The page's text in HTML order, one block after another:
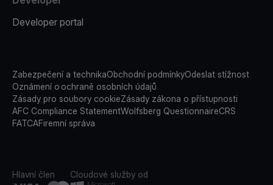
Developer portal
Zabezpečení a technikaObchodní podmínkyOdeslat stížnost
Oznámení o ochraně osobních údajů
Zásady pro soubory cookieZásady zákona o přístupnosti
AFC Compliance StatementWolfsberg QuestionnaireCRS
FATCAFiremní správa
Hlavní člen Cloudové služby od